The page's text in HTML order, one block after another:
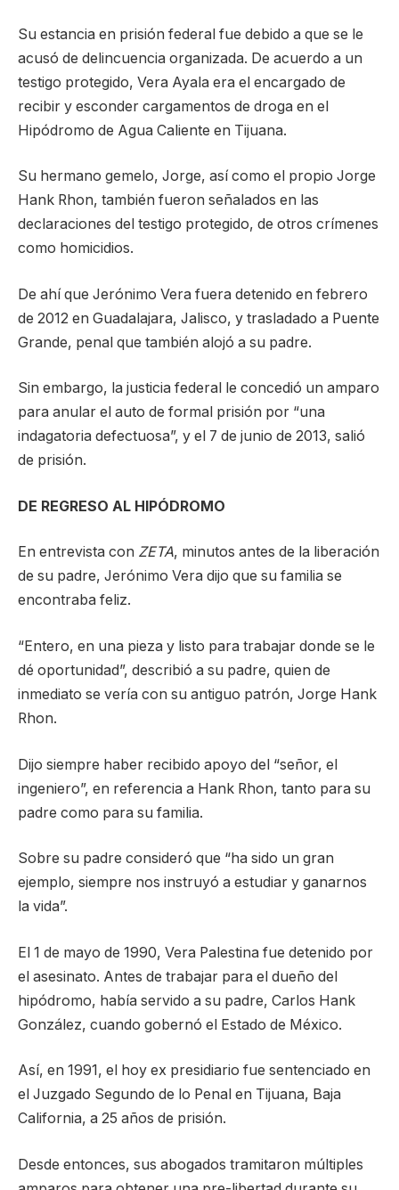
Su estancia en prisión federal fue debido a que se le
acusó de delincuencia organizada. De acuerdo a un
testigo protegido, Vera Ayala era el encargado de
recibir y esconder cargamentos de droga en el
Hipódromo de Agua Caliente en Tijuana.
Su hermano gemelo, Jorge, así como el propio Jorge
Hank Rhon, también fueron señalados en las
declaraciones del testigo protegido, de otros crímenes
como homicidios.
De ahí que Jerónimo Vera fuera detenido en febrero
de 2012 en Guadalajara, Jalisco, y trasladado a Puente
Grande, penal que también alojó a su padre.
Sin embargo, la justicia federal le concedió un amparo
para anular el auto de formal prisión por “una
indagatoria defectuosa”, y el 7 de junio de 2013, salió
de prisión.
DE REGRESO AL HIPÓDROMO
En entrevista con ZETA, minutos antes de la liberación
de su padre, Jerónimo Vera dijo que su familia se
encontraba feliz.
“Entero, en una pieza y listo para trabajar donde se le
dé oportunidad”, describió a su padre, quien de
inmediato se vería con su antiguo patrón, Jorge Hank
Rhon.
Dijo siempre haber recibido apoyo del “señor, el
ingeniero”, en referencia a Hank Rhon, tanto para su
padre como para su familia.
Sobre su padre consideró que “ha sido un gran
ejemplo, siempre nos instruyó a estudiar y ganarnos
la vida”.
El 1 de mayo de 1990, Vera Palestina fue detenido por
el asesinato. Antes de trabajar para el dueño del
hipódromo, había servido a su padre, Carlos Hank
González, cuando gobernó el Estado de México.
Así, en 1991, el hoy ex presidiario fue sentenciado en
el Juzgado Segundo de lo Penal en Tijuana, Baja
California, a 25 años de prisión.
Desde entonces, sus abogados tramitaron múltiples